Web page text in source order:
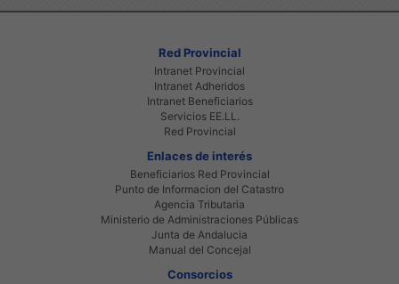
Red Provincial
Intranet Provincial
Intranet Adheridos
Intranet Beneficiarios
Servicios EE.LL.
Red Provincial
Enlaces de interés
Beneficiarios Red Provincial
Punto de Informacion del Catastro
Agencia Tributaria
Ministerio de Administraciones Públicas
Junta de Andalucia
Manual del Concejal
Consorcios